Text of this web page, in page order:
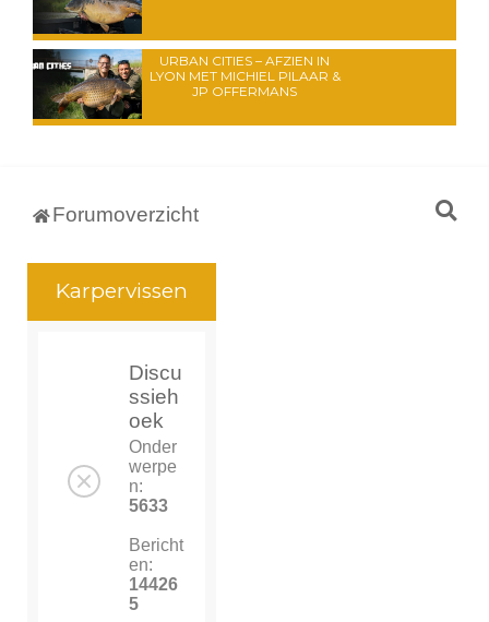
URBAN CITIES – AFZIEN IN
LYON MET MICHIEL PILAAR &
JP OFFERMANS
Forumoverzicht
Z
Karpervissen
Discu
ssieh
oek
Onder
werpe
n:
5633
Bericht
en:
14426
5